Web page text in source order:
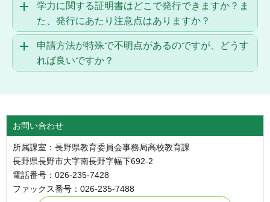
学力に関する証明書はどこで発行できますか？ま
た、発行にあたり注意点はありますか？
申請方法が特殊で不明点があるのですが、どうす
れば良いですか？
お問い合わせ
所属課室：長野県教育委員会事務局高校教育課
長野県長野市大字南長野字幅下692-2
電話番号：026-235-7428
ファックス番号：026-235-7488